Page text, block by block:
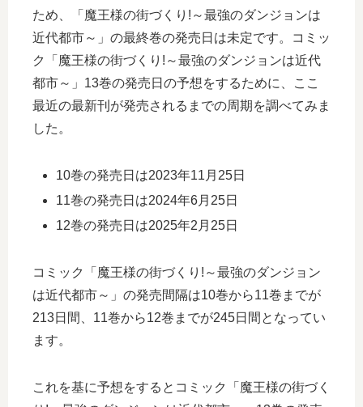
ため、「魔王様の街づくり!～最強のダンジョンは
近代都市～」の最終巻の発売日は未定です。コミッ
ク「魔王様の街づくり!～最強のダンジョンは近代
都市～」13巻の発売日の予想をするために、ここ
最近の最新刊が発売されるまでの周期を調べてみま
した。
10巻の発売日は2023年11月25日
11巻の発売日は2024年6月25日
12巻の発売日は2025年2月25日
コミック「魔王様の街づくり!～最強のダンジョン
は近代都市～」の発売間隔は10巻から11巻までが
213日間、11巻から12巻までが245日間となってい
ます。
これを基に予想をするとコミック「魔王様の街づく